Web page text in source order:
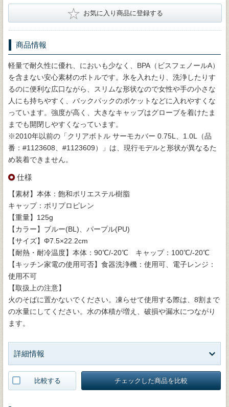
★ お気に入り商品に登録する
商品情報
軽量で耐久性に優れ、においも少なく、BPA（ビスフェノールA）
を含まない安心素材のボトルです。氷を入れたり、洗浄したりす
るのに便利な広口ながら、スリムな形状なので女性や手の小さな
人にも持ちやすく、バックパックのポケットなどに入れやすくな
っています。強度が高く、大きなキャップはグローブを着けたま
までも開閉しやすくなっています。
※2010年以前の「クリアボトル サーモカバー 0.75L、1.0L（品
番：#1123608、#1123609）」は、現行モデルと形状が異なるた
め装着できません。
仕様
【素材】本体：飽和ポリエステル樹脂
キャップ：ポリプロピレン
【重量】125g
【カラー】ブルー(BL)、パープル(PU)
【サイズ】Φ7.5×22.2cm
【耐熱・耐冷温度】本体：90℃/-20℃ キャップ：100℃/-20℃
【キッチン家電の使用可否】食器洗浄機：使用可、電子レンジ：
使用不可
【取扱上の注意】
火のそばに置かないでください。凍らせて使用する際は、8割まで
の水量にしてください。水の体積が増え、破損や漏水につながり
ます。
詳細情報
比較する チェックした商品を比較